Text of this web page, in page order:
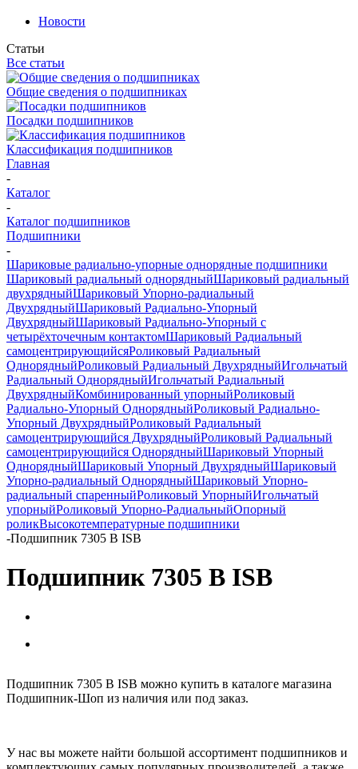
Новости
Статьи
Все статьи
Общие сведения о подшипниках
Посадки подшипников
Классификация подшипников
Главная
-
Каталог
-
Каталог подшипников
Подшипники
-
Шариковые радиально-упорные однорядные подшипники
Шариковый радиальный однорядныйШариковый радиальный
двухрядныйШариковый Упорно-радиальный
ДвухрядныйШариковый Радиально-Упорный
ДвухрядныйШариковый Радиально-Упорный с
четырёхточечным контактомШариковый Радиальный
самоцентрирующийсяРоликовый Радиальный
ОднорядныйРоликовый Радиальный ДвухрядныйИгольчатый
Радиальный ОднорядныйИгольчатый Радиальный
ДвухрядныйКомбинированный упорныйРоликовый
Радиально-Упорный ОднорядныйРоликовый Радиально-
Упорный ДвухрядныйРоликовый Радиальный
самоцентрирующийся ДвухрядныйРоликовый Радиальный
самоцентрирующийся ОднорядныйШариковый Упорный
ОднорядныйШариковый Упорный ДвухрядныйШариковый
Упорно-радиальный ОднорядныйШариковый Упорно-
радиальный спаренныйРоликовый УпорныйИгольчатый
упорныйРоликовый Упорно-РадиальныйОпорный
роликВысокотемпературные подшипники
-Подшипник 7305 B ISB
Подшипник 7305 B ISB
Подшипник 7305 B ISB можно купить в каталоге магазина
Подшипник-Шоп из наличия или под заказ.
У нас вы можете найти большой ассортимент подшипников и